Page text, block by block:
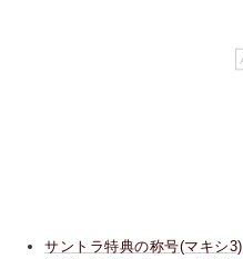
サントラ特典の称号(マキシ3)